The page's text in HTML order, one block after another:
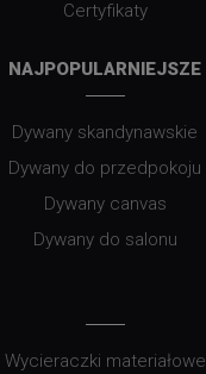
Certyfikaty
NAJPOPULARNIEJSZE
Dywany skandynawskie
Dywany do przedpokoju
Dywany canvas
Dywany do salonu
Wycieraczki materiałowe